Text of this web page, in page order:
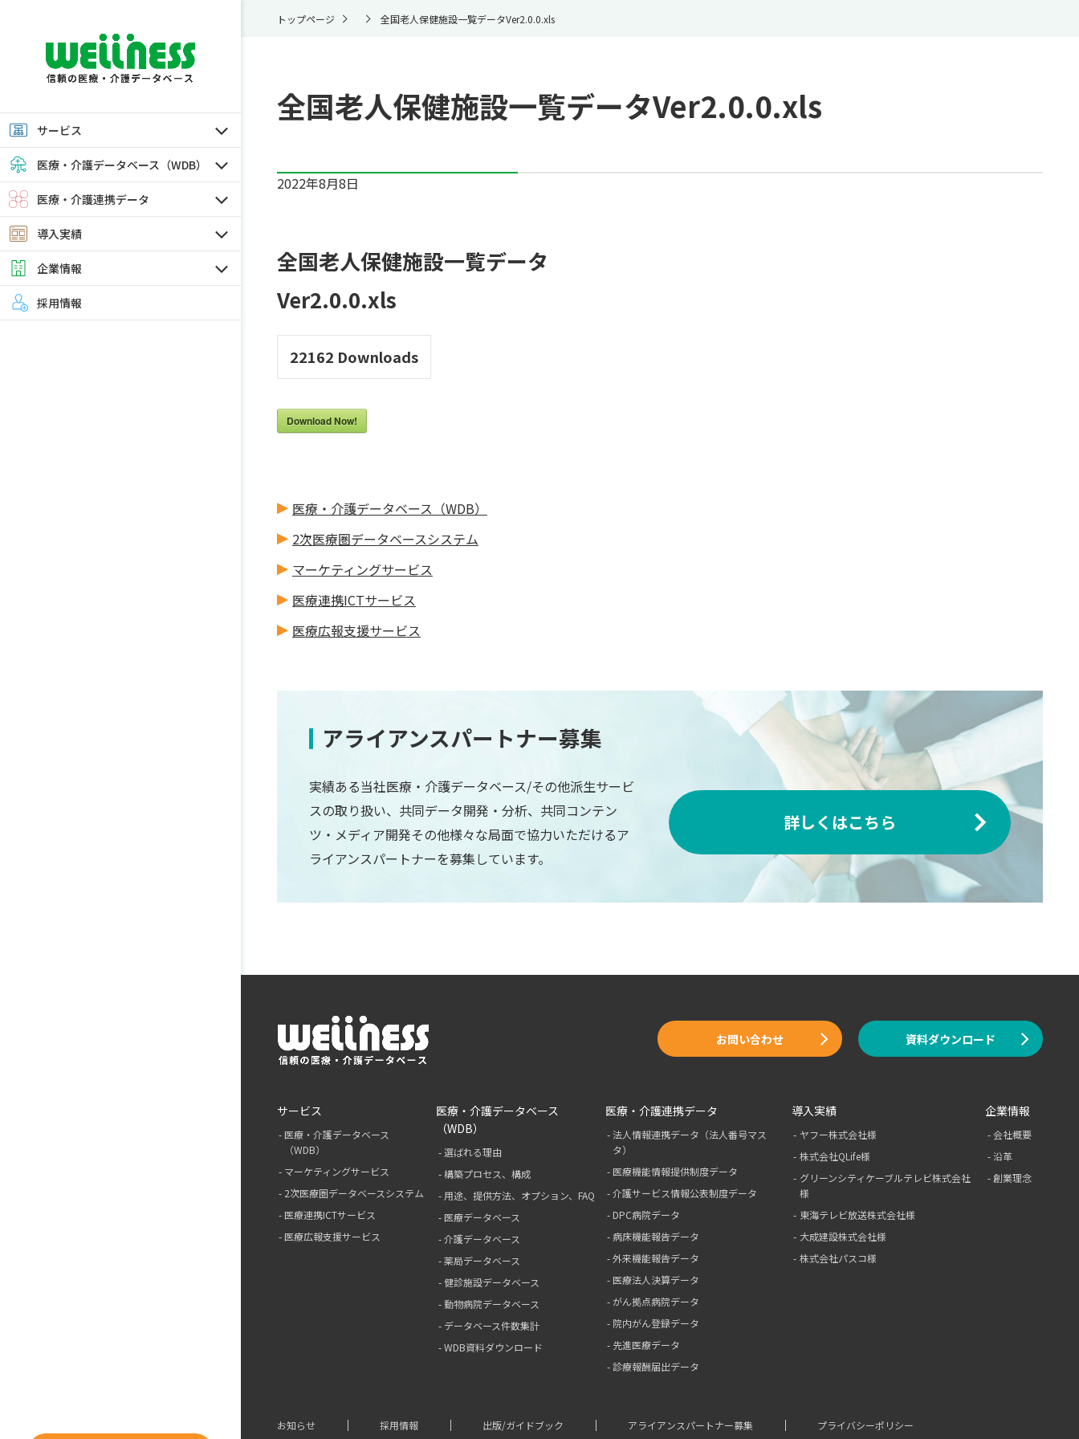
サービス
医療・介護データベース（WDB）
医療・介護連携データ
導入実績
企業情報
採用情報
トップページ 全国老人保健施設一覧データVer2.0.0.xls
全国老人保健施設一覧データVer2.0.0.xls
2022年8月8日
全国老人保健施設一覧データ
Ver2.0.0.xls
22162 Downloads
Download Now!
医療・介護データベース（WDB）
2次医療圏データベースシステム
マーケティングサービス
医療連携ICTサービス
医療広報支援サービス
アライアンスパートナー募集
実績ある当社医療・介護データベース/その他派生サービ
スの取り扱い、共同データ開発・分析、共同コンテン
ツ・メディア開発その他様々な局面で協力いただけるア
ライアンスパートナーを募集しています。
詳しくはこちら
お問い合わせ 資料ダウンロード
サービス
医療・介護データベース
（WDB）
マーケティングサービス
2次医療圏データベースシステム
医療連携ICTサービス
医療広報支援サービス
医療・介護データベース
（WDB）
選ばれる理由
構築プロセス、構成
用途、提供方法、オプション、FAQ
医療データベース
介護データベース
薬局データベース
健診施設データベース
動物病院データベース
データベース件数集計
WDB資料ダウンロード
医療・介護連携データ
法人情報連携データ（法人番号マス
タ）
医療機能情報提供制度データ
介護サービス情報公表制度データ
DPC病院データ
病床機能報告データ
外来機能報告データ
医療法人決算データ
がん拠点病院データ
院内がん登録データ
先進医療データ
診療報酬届出データ
導入実績
ヤフー株式会社様
株式会社QLife様
グリーンシティケーブルテレビ株式会社
様
東海テレビ放送株式会社様
大成建設株式会社様
株式会社パスコ様
企業情報
会社概要
沿革
創業理念
お知らせ 採用情報 出版/ガイドブック アライアンスパートナー募集 プライバシーポリシー